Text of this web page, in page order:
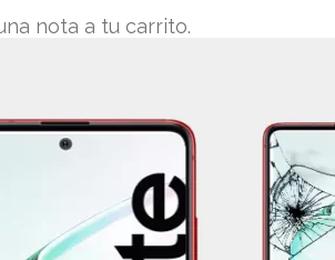
nota a tu carrito.